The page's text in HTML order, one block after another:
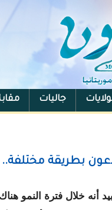
جاليات
أنه خلال فترة النمو